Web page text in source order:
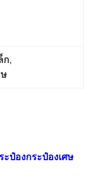
ก,
ะป๋องกระป๋องเศษ